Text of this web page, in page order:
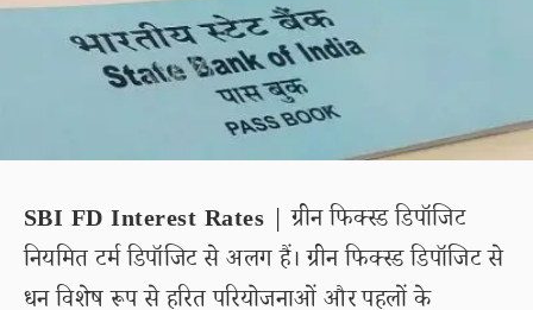
SBI FD Interest Rates | ग्रीन फिक्स्ड डिपॉजिट
नियमित टर्म डिपॉजिट से अलग हैं। ग्रीन फिक्स्ड डिपॉजिट से